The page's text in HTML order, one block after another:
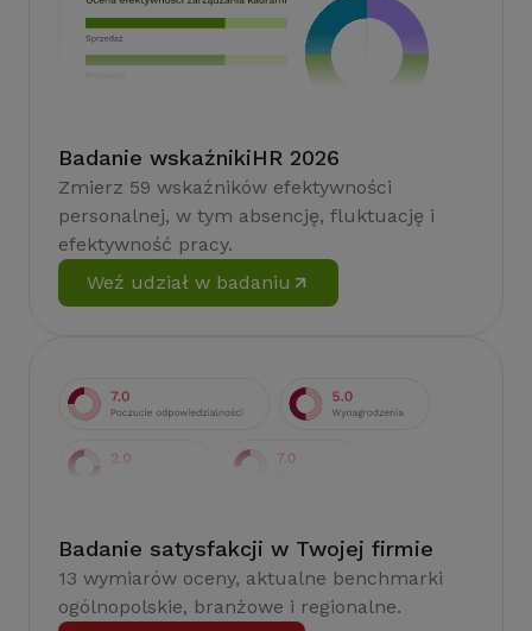
Badanie wskaźnikiHR 2026
Zmierz 59 wskaźników efektywności
personalnej, w tym absencję, fluktuację i
efektywność pracy.
Weź udział w badaniu
Badanie satysfakcji w Twojej firmie
13 wymiarów oceny, aktualne benchmarki
ogólnopolskie, branżowe i regionalne.